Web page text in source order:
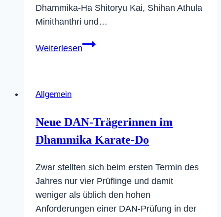
Dhammika-Ha Shitoryu Kai, Shihan Athula
Minithanthri und…
WeiterlesenErfolgreiche
Allgemein
Neue DAN-Trägerinnen im
Dhammika Karate-Do
Zwar stellten sich beim ersten Termin des
Jahres nur vier Prüflinge und damit
weniger als üblich den hohen
Anforderungen einer DAN-Prüfung in der